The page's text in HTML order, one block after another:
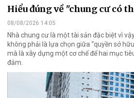
Hiểu đúng về "chung cư có
08/08/2026 14:05
Nhà chung cư là một tài sản đặc biệt vì
không phải là lựa chọn giữa “quyền sở
mà là xây dựng một cơ chế để hai mục
đảm.